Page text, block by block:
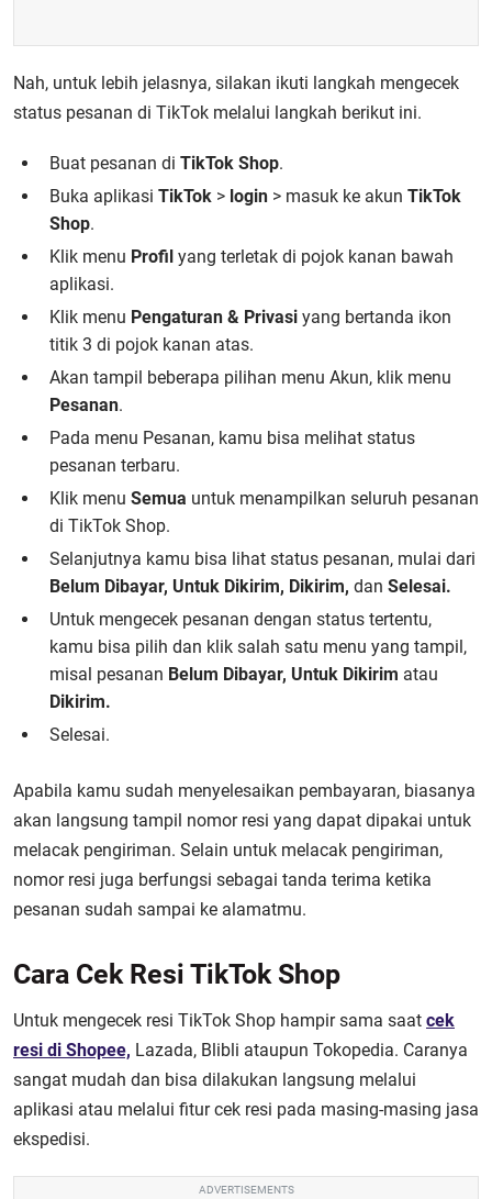
Nah, untuk lebih jelasnya, silakan ikuti langkah mengecek
status pesanan di TikTok melalui langkah berikut ini.
Buat pesanan di TikTok Shop.
Buka aplikasi TikTok > login > masuk ke akun TikTok
Shop.
Klik menu Profil yang terletak di pojok kanan bawah
aplikasi.
Klik menu Pengaturan & Privasi yang bertanda ikon
titik 3 di pojok kanan atas.
Akan tampil beberapa pilihan menu Akun, klik menu
Pesanan.
Pada menu Pesanan, kamu bisa melihat status
pesanan terbaru.
Klik menu Semua untuk menampilkan seluruh pesanan
di TikTok Shop.
Selanjutnya kamu bisa lihat status pesanan, mulai dari
Belum Dibayar, Untuk Dikirim, Dikirim, dan Selesai.
Untuk mengecek pesanan dengan status tertentu,
kamu bisa pilih dan klik salah satu menu yang tampil,
misal pesanan Belum Dibayar, Untuk Dikirim atau
Dikirim.
Selesai.
Apabila kamu sudah menyelesaikan pembayaran, biasanya
akan langsung tampil nomor resi yang dapat dipakai untuk
melacak pengiriman. Selain untuk melacak pengiriman,
nomor resi juga berfungsi sebagai tanda terima ketika
pesanan sudah sampai ke alamatmu.
Cara Cek Resi TikTok Shop
Untuk mengecek resi TikTok Shop hampir sama saat cek
resi di Shopee, Lazada, Blibli ataupun Tokopedia. Caranya
sangat mudah dan bisa dilakukan langsung melalui
aplikasi atau melalui fitur cek resi pada masing-masing jasa
ekspedisi.
ADVERTISEMENTS